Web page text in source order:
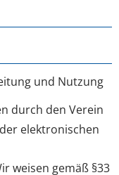
und Nutzung
durch den Verein
elektronischen
weisen gemäß §33